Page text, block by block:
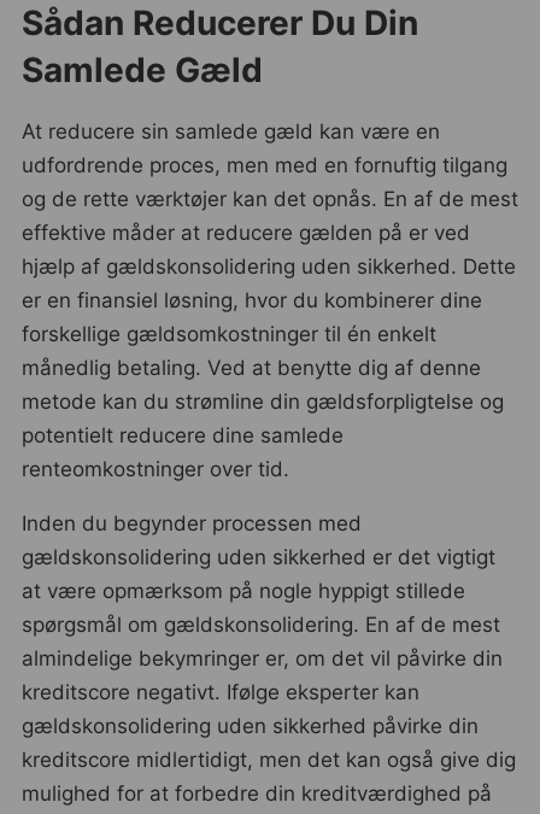
Sådan Reducerer Du Din
Samlede Gæld
At reducere sin samlede gæld kan være en
udfordrende proces, men med en fornuftig tilgang
og de rette værktøjer kan det opnås. En af de mest
effektive måder at reducere gælden på er ved
hjælp af gældskonsolidering uden sikkerhed. Dette
er en finansiel løsning, hvor du kombinerer dine
forskellige gældsomkostninger til én enkelt
månedlig betaling. Ved at benytte dig af denne
metode kan du strømline din gældsforpligtelse og
potentielt reducere dine samlede
renteomkostninger over tid.
Inden du begynder processen med
gældskonsolidering uden sikkerhed er det vigtigt
at være opmærksom på nogle hyppigt stillede
spørgsmål om gældskonsolidering. En af de mest
almindelige bekymringer er, om det vil påvirke din
kreditscore negativt. Ifølge eksperter kan
gældskonsolidering uden sikkerhed påvirke din
kreditscore midlertidigt, men det kan også give dig
mulighed for at forbedre din kreditværdighed på